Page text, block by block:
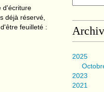
d'écriture
déjà réservé,
feuilleté :
2025
2023
2021